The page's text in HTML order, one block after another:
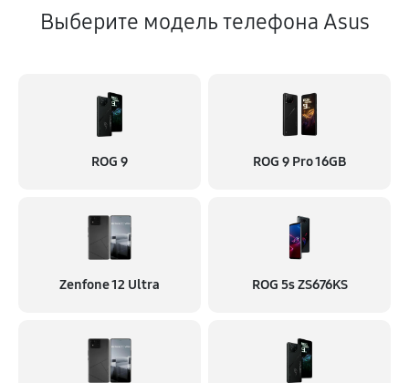
Выберите модель телефона Asus
ROG 9 ROG 9 Pro 16GB
Zenfone 12 Ultra ROG 5s ZS676KS